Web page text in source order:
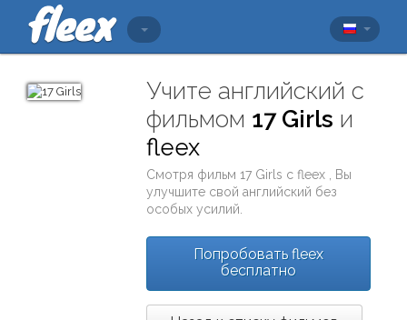
Учите английский с
фильмом 17 Girls и
fleex
Смотря фильм17 Girls сfleex
, Вы
улучшите свой английский без
особых усилий.
Попробовать fleex
бесплатно